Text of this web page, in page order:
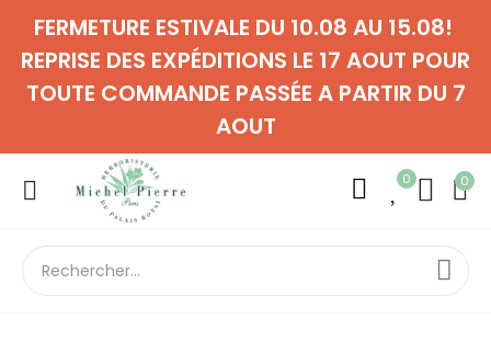
FERMETURE ESTIVALE DU 10.08 AU 15.08!
REPRISE DES EXPÉDITIONS LE 17 AOUT POUR
TOUTE COMMANDE PASSÉE A PARTIR DU 7
AOUT
0 0